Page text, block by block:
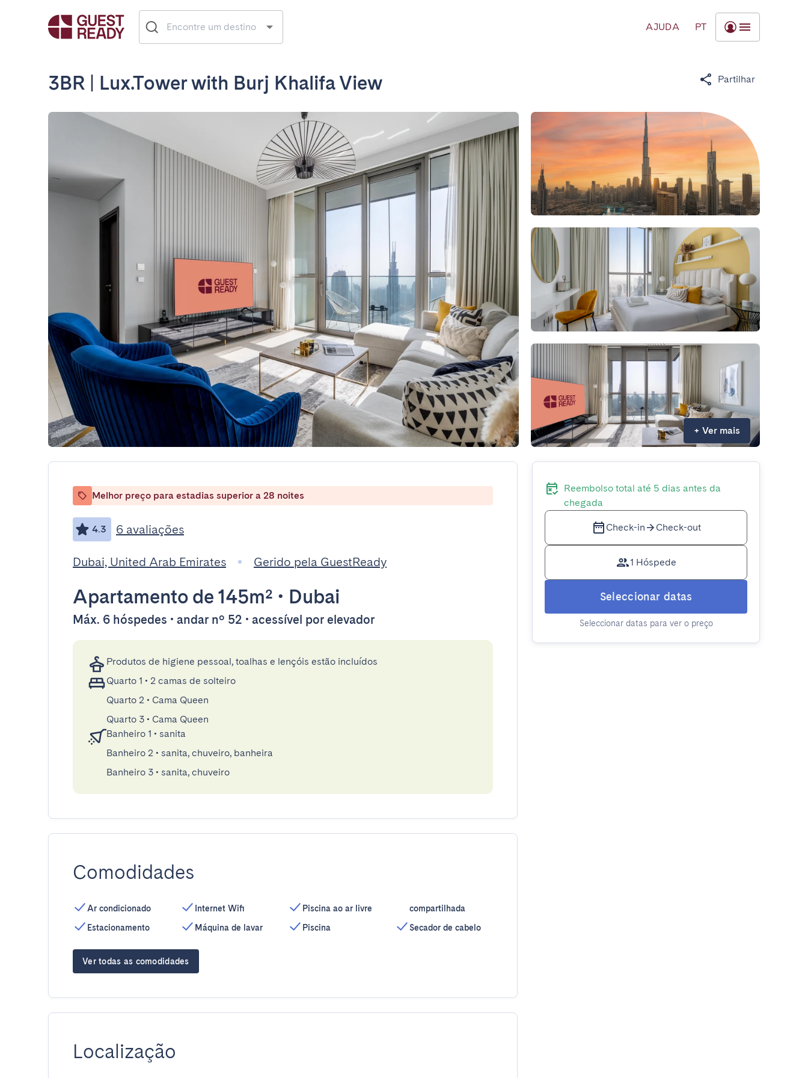
AJUDA PT
3BR | Lux.Tower with Burj Khalifa View Partilhar
+ Ver mais
Melhor preço para estadias superior a 28 noites
4.3 6 avaliações
Dubai, United Arab Emirates Gerido pela GuestReady
Apartamento de 145m² • Dubai
Máx. 6 hóspedes • andar nº 52 • acessível por elevador
Produtos de higiene pessoal, toalhas e lençóis estão incluídos
Quarto 1 • 2 camas de solteiro
Quarto 2 • Cama Queen
Quarto 3 • Cama Queen
Banheiro 1 • sanita
Banheiro 2 • sanita, chuveiro, banheira
Banheiro 3 • sanita, chuveiro
Comodidades
Ar condicionado
Estacionamento
Internet Wifi
Máquina de lavar
Piscina ao ar livre
Piscina
compartilhada
Secador de cabelo
Ver todas as comodidades
Localização
Reembolso total até 5 dias antes da
chegada
Check-in Check-out
1 Hóspede
Seleccionar datas
Seleccionar datas para ver o preço